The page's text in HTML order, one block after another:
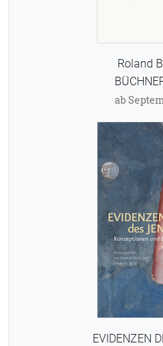
Roland
ab
EVIDENZEN